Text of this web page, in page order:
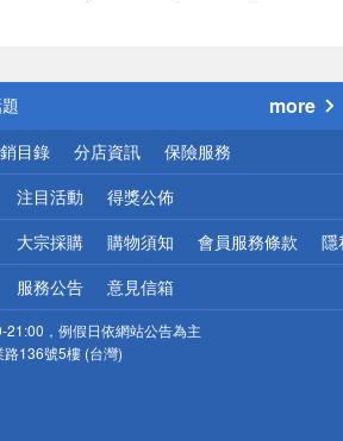
配送
！請小心！
more
目錄 分店資訊 保險服務
注目活動 得獎公佈
大宗採購 購物須知 會員服務條款 隱
服務公告 意見信箱
21:00，例假日依網站公告為主
136號5樓 (台灣)